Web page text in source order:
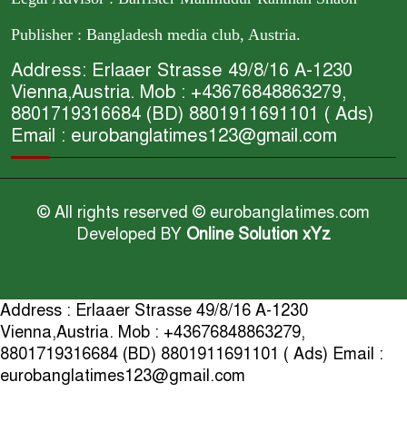
Publisher : Bangladesh media club, Austria.
Address: Erlaaer Strasse 49/8/16 A-1230
Vienna,Austria. Mob : +43676848863279,
8801719316684 (BD) 8801911691101 ( Ads)
Email : eurobanglatimes123@gmail.com
© All rights reserved © eurobanglatimes.com
Developed BY Online Solution xYz
Address : Erlaaer Strasse 49/8/16 A-1230
Vienna,Austria. Mob : +43676848863279,
8801719316684 (BD) 8801911691101 ( Ads) Email :
eurobanglatimes123@gmail.com